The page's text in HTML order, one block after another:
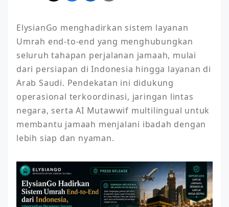
ElysianGo menghadirkan sistem layanan
Umrah end-to-end yang menghubungkan
seluruh tahapan perjalanan jamaah, mulai
dari persiapan di Indonesia hingga layanan di
Arab Saudi. Pendekatan ini didukung
operasional terkoordinasi, jaringan lintas
negara, serta AI Mutawwif multilingual untuk
membantu jamaah menjalani ibadah dengan
lebih siap dan nyaman.